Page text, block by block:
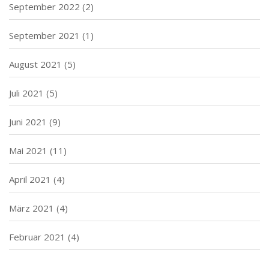
September 2022 (2)
September 2021 (1)
August 2021 (5)
Juli 2021 (5)
Juni 2021 (9)
Mai 2021 (11)
April 2021 (4)
März 2021 (4)
Februar 2021 (4)